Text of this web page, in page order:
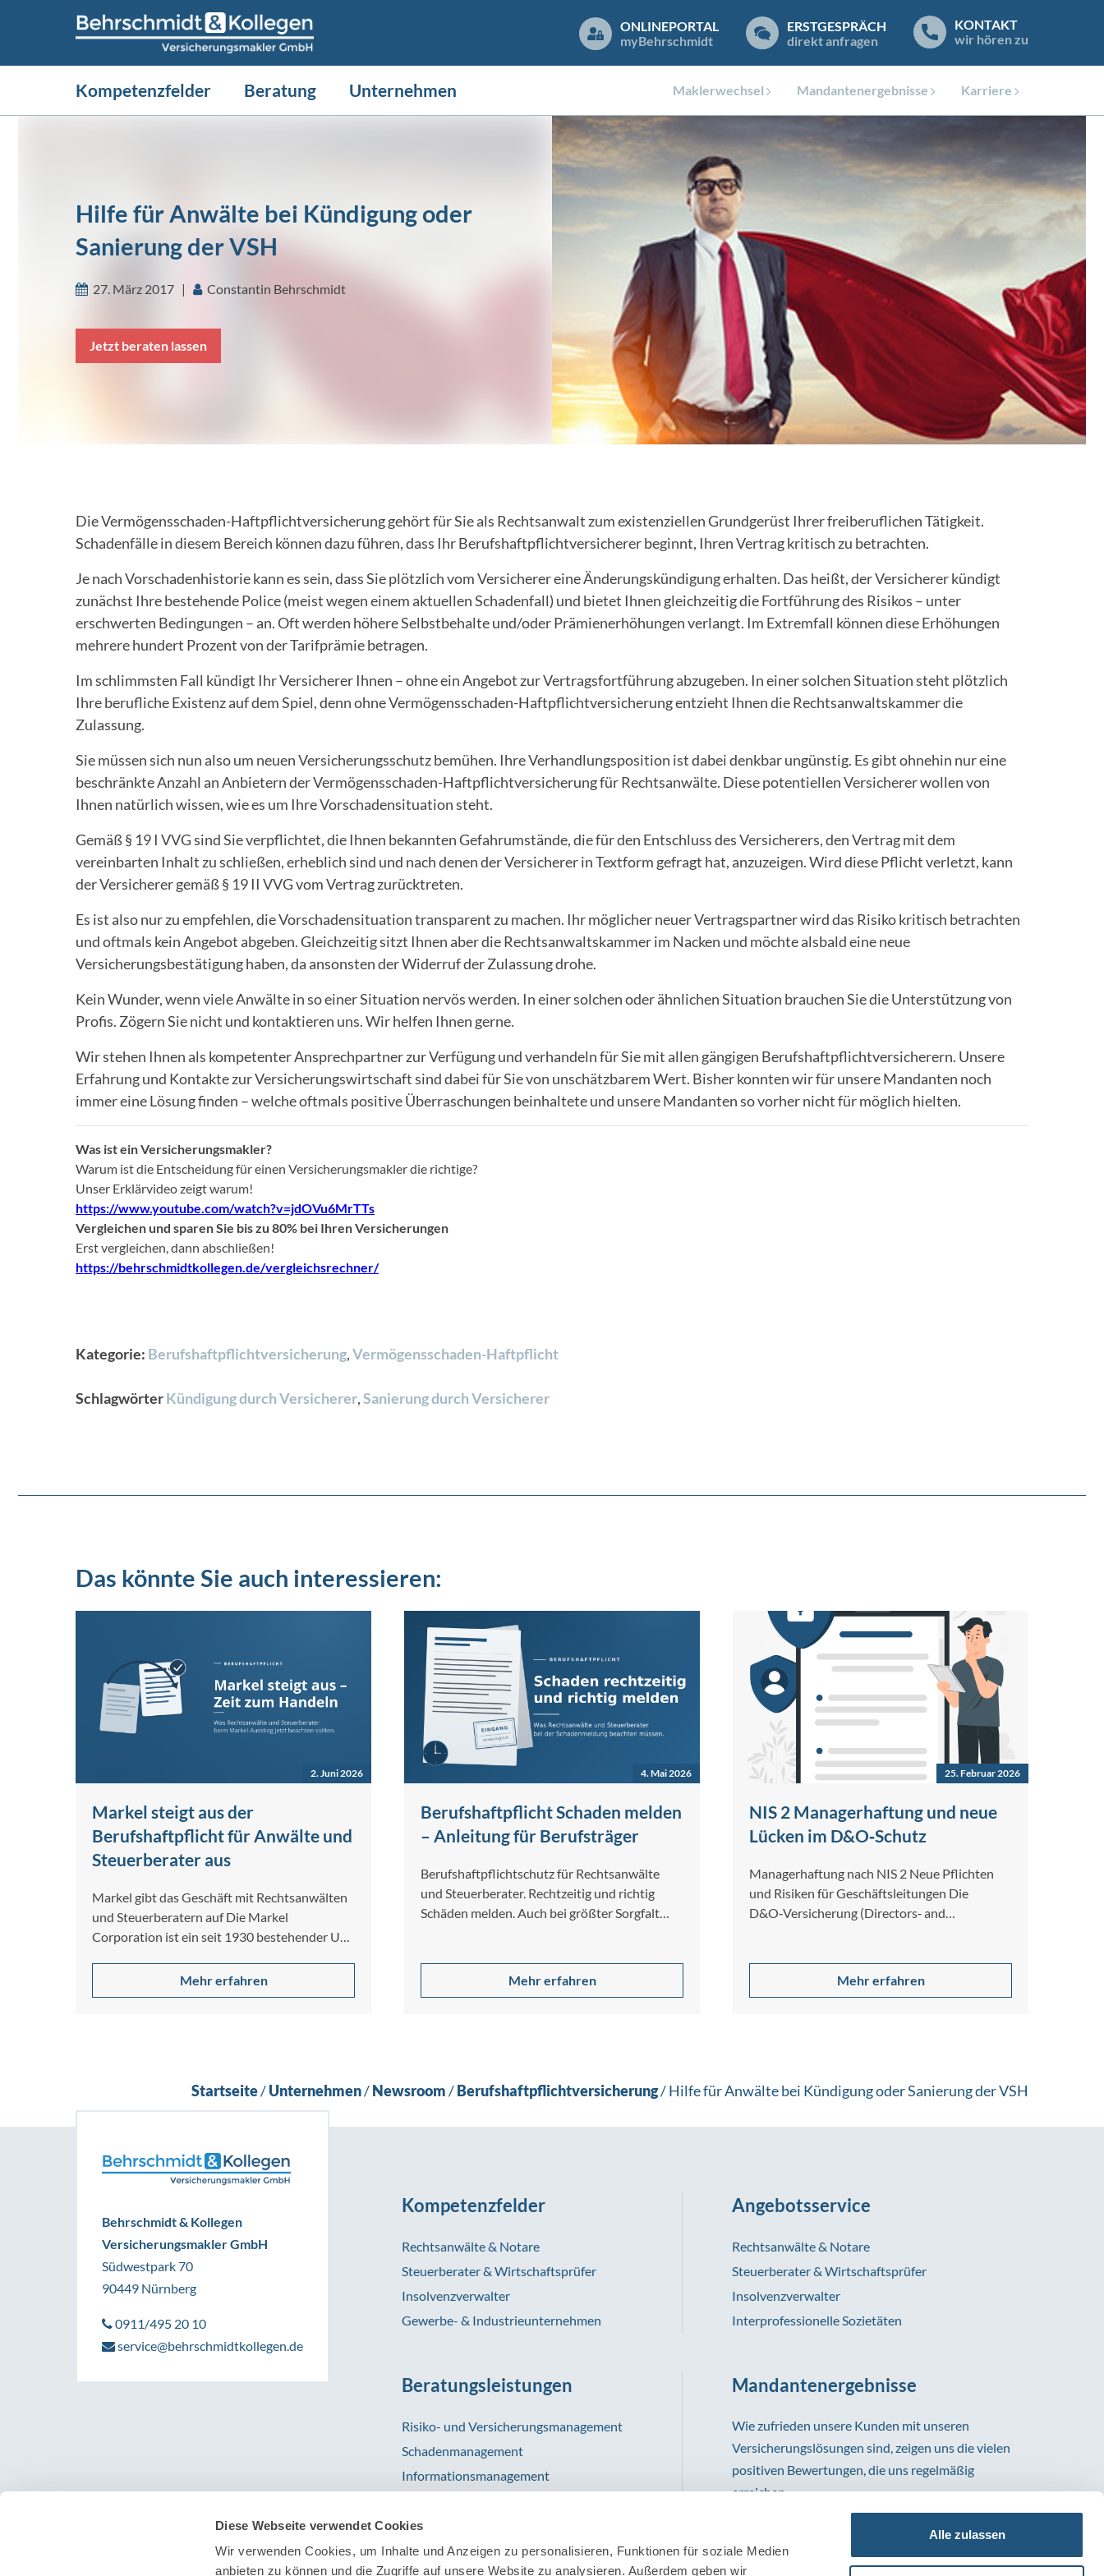
Diese Webseite verwendet Cookies
Wir verwenden Cookies, um Inhalte und Anzeigen zu personalisieren, Funktionen für soziale Medien
anbieten zu können und die Zugriffe auf unsere Website zu analysieren. Außerdem geben wir
Alle zulassen
ONLINEPORTAL
myBehrschmidt
ERSTGESPRÄCH
direkt anfragen
KONTAKT
wir hören zu
Kompetenzfelder Beratung Unternehmen Karriere
Mandantenergebnisse
Maklerwechsel
Hilfe für Anwälte bei Kündigung oder
Sanierung der VSH
27. März 2017 | Constantin Behrschmidt
Jetzt beraten lassen
Die Vermögensschaden-Haftpflichtversicherung gehört für Sie als Rechtsanwalt zum existenziellen Grundgerüst Ihrer freiberuflichen Tätigkeit.
Schadenfälle in diesem Bereich können dazu führen, dass Ihr Berufshaftpflichtversicherer beginnt, Ihren Vertrag kritisch zu betrachten.
Je nach Vorschadenhistorie kann es sein, dass Sie plötzlich vom Versicherer eine Änderungskündigung erhalten. Das heißt, der Versicherer kündigt
zunächst Ihre bestehende Police (meist wegen einem aktuellen Schadenfall) und bietet Ihnen gleichzeitig die Fortführung des Risikos – unter
erschwerten Bedingungen – an. Oft werden höhere Selbstbehalte und/oder Prämienerhöhungen verlangt. Im Extremfall können diese Erhöhungen
mehrere hundert Prozent von der Tarifprämie betragen.
Im schlimmsten Fall kündigt Ihr Versicherer Ihnen – ohne ein Angebot zur Vertragsfortführung abzugeben. In einer solchen Situation steht plötzlich
Ihre berufliche Existenz auf dem Spiel, denn ohne Vermögensschaden-Haftpflichtversicherung entzieht Ihnen die Rechtsanwaltskammer die
Zulassung.
Sie müssen sich nun also um neuen Versicherungsschutz bemühen. Ihre Verhandlungsposition ist dabei denkbar ungünstig. Es gibt ohnehin nur eine
beschränkte Anzahl an Anbietern der Vermögensschaden-Haftpflichtversicherung für Rechtsanwälte. Diese potentiellen Versicherer wollen von
Ihnen natürlich wissen, wie es um Ihre Vorschadensituation steht.
Gemäß § 19 I VVG sind Sie verpflichtet, die Ihnen bekannten Gefahrumstände, die für den Entschluss des Versicherers, den Vertrag mit dem
vereinbarten Inhalt zu schließen, erheblich sind und nach denen der Versicherer in Textform gefragt hat, anzuzeigen. Wird diese Pflicht verletzt, kann
der Versicherer gemäß § 19 II VVG vom Vertrag zurücktreten.
Es ist also nur zu empfehlen, die Vorschadensituation transparent zu machen. Ihr möglicher neuer Vertragspartner wird das Risiko kritisch betrachten
und oftmals kein Angebot abgeben. Gleichzeitig sitzt Ihnen aber die Rechtsanwaltskammer im Nacken und möchte alsbald eine neue
Versicherungsbestätigung haben, da ansonsten der Widerruf der Zulassung drohe.
Kein Wunder, wenn viele Anwälte in so einer Situation nervös werden. In einer solchen oder ähnlichen Situation brauchen Sie die Unterstützung von
Profis. Zögern Sie nicht und kontaktieren uns. Wir helfen Ihnen gerne.
Wir stehen Ihnen als kompetenter Ansprechpartner zur Verfügung und verhandeln für Sie mit allen gängigen Berufshaftpflichtversicherern. Unsere
Erfahrung und Kontakte zur Versicherungswirtschaft sind dabei für Sie von unschätzbarem Wert. Bisher konnten wir für unsere Mandanten noch
immer eine Lösung finden – welche oftmals positive Überraschungen beinhaltete und unsere Mandanten so vorher nicht für möglich hielten.
Was ist ein Versicherungsmakler?
Warum ist die Entscheidung für einen Versicherungsmakler die richtige?
Unser Erklärvideo zeigt warum!
https://www.youtube.com/watch?v=jdOVu6MrTTs
Vergleichen und sparen Sie bis zu 80% bei Ihren Versicherungen
Erst vergleichen, dann abschließen!
https://behrschmidtkollegen.de/vergleichsrechner/
Kategorie: Berufshaftpflichtversicherung,Vermögensschaden-Haftpflicht
SchlagwörterKündigung durch Versicherer,Sanierung durch Versicherer
Das könnte Sie auch interessieren:
2. Juni 2026
Markel steigt aus der
Berufshaftpflicht für Anwälte und
Steuerberater aus
Markel gibt das Geschäft mit Rechtsanwälten
und Steuerberatern auf Die Markel
Corporation ist ein seit 1930 bestehender US-
Mehr erfahren
4. Mai 2026
Berufshaftpflicht Schaden melden
– Anleitung für Berufsträger
Berufshaftpflichtschutz für Rechtsanwälte
und Steuerberater. Rechtzeitig und richtig
Schäden melden. Auch bei größter Sorgfalt
Mehr erfahren
25. Februar 2026
NIS 2 Managerhaftung und neue
Lücken im D&O‑Schutz
Managerhaftung nach NIS 2 Neue Pflichten
und Risiken für Geschäftsleitungen Die
D&O‑Versicherung (Directors‑ and
Mehr erfahren
Startseite/Unternehmen/Newsroom/Berufshaftpflichtversicherung/Hilfe für Anwälte bei Kündigung oder Sanierung der VSH
Behrschmidt & Kollegen
Versicherungsmakler GmbH
Südwestpark 70
90449 Nürnberg
0911/495 20 10
service@behrschmidtkollegen.de
Kompetenzfelder
Rechtsanwälte & Notare
Steuerberater & Wirtschaftsprüfer
Insolvenzverwalter
Gewerbe- & Industrieunternehmen
Angebotsservice
Rechtsanwälte & Notare
Steuerberater & Wirtschaftsprüfer
Insolvenzverwalter
Interprofessionelle Sozietäten
Beratungsleistungen
Risiko- und Versicherungsmanagement
Schadenmanagement
Informationsmanagement
Mandantenergebnisse
Wie zufrieden unsere Kunden mit unseren
Versicherungslösungen sind, zeigen uns die vielen
positiven Bewertungen, die uns regelmäßig
erreichen.